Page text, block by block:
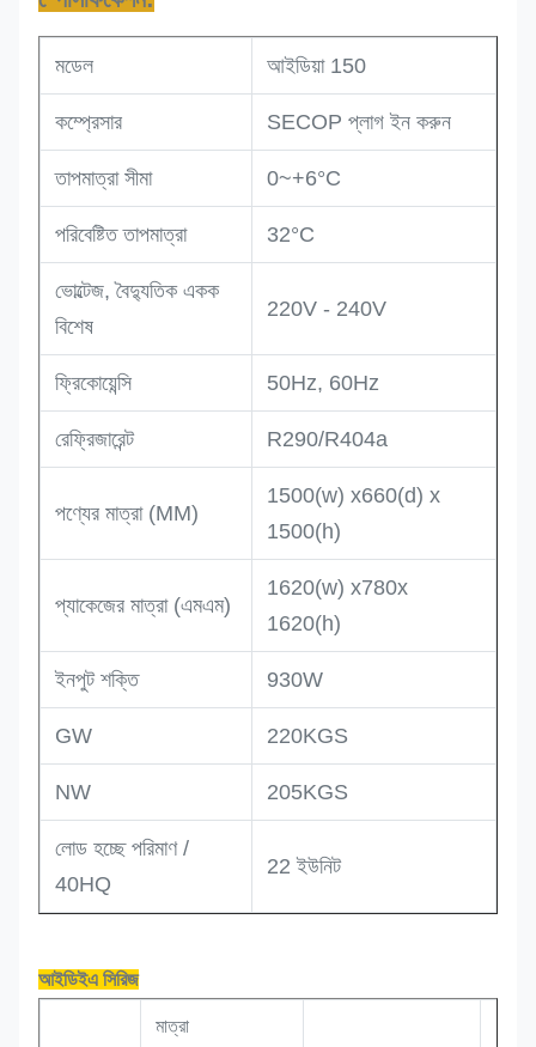
মডেল আইডিয়া 150
কম্প্রেসার SECOP প্লাগ ইন করুন
তাপমাত্রা সীমা 0~+6°C
পরিবেষ্টিত তাপমাত্রা 32°C
ভোল্টেজ, বৈদ্যুতিক একক
বিশেষ
220V - 240V
ফ্রিকোয়েন্সি 50Hz, 60Hz
রেফ্রিজারেন্ট R290/R404a
পণ্যের মাত্রা (MM)
1500(w) x660(d) x
1500(h)
প্যাকেজের মাত্রা (এমএম)
1620(w) x780x
1620(h)
ইনপুট শক্তি 930W
GW 220KGS
NW 205KGS
লোড হচ্ছে পরিমাণ /
40HQ
22 ইউনিট
আইডিইএ সিরিজ
মাত্রা